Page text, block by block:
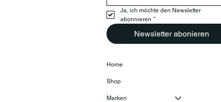
Ja, ich möchte den Newsletter
abonnieren *
Newsletter abonieren
Home
Shop
Marken